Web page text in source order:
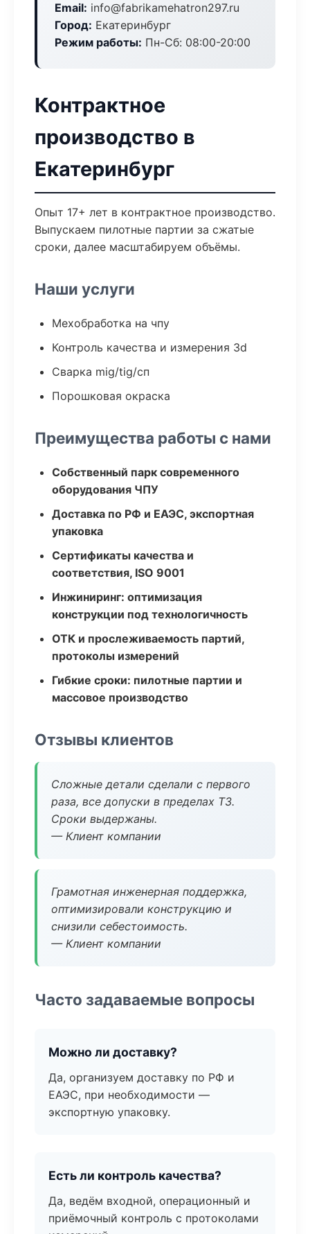
Email: info@fabrikamehatron297.ru
Город: Екатеринбург
Режим работы: Пн-Сб: 08:00-20:00
Контрактное
производство в
Екатеринбург
Опыт 17+ лет в контрактное производство.
Выпускаем пилотные партии за сжатые
сроки, далее масштабируем объёмы.
Наши услуги
Мехобработка на чпу
Контроль качества и измерения 3d
Сварка mig/tig/сп
Порошковая окраска
Преимущества работы с нами
Собственный парк современного
оборудования ЧПУ
Доставка по РФ и ЕАЭС, экспортная
упаковка
Сертификаты качества и
соответствия, ISO 9001
Инжиниринг: оптимизация
конструкции под технологичность
ОТК и прослеживаемость партий,
протоколы измерений
Гибкие сроки: пилотные партии и
массовое производство
Отзывы клиентов
Сложные детали сделали с первого
раза, все допуски в пределах ТЗ.
Сроки выдержаны.
— Клиент компании
Грамотная инженерная поддержка,
оптимизировали конструкцию и
снизили себестоимость.
— Клиент компании
Часто задаваемые вопросы
Можно ли доставку?
Да, организуем доставку по РФ и
ЕАЭС, при необходимости —
экспортную упаковку.
Есть ли контроль качества?
Да, ведём входной, операционный и
приёмочный контроль с протоколами